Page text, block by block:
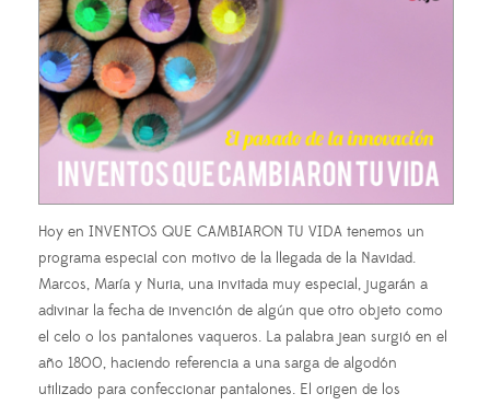
Hoy en INVENTOS QUE CAMBIARON TU VIDA tenemos un
programa especial con motivo de la llegada de la Navidad.
Marcos, María y Nuria, una invitada muy especial, jugarán a
adivinar la fecha de invención de algún que otro objeto como
el celo o los pantalones vaqueros. La palabra jean surgió en el
año 1800, haciendo referencia a una sarga de algodón
utilizado para confeccionar pantalones. El origen de los